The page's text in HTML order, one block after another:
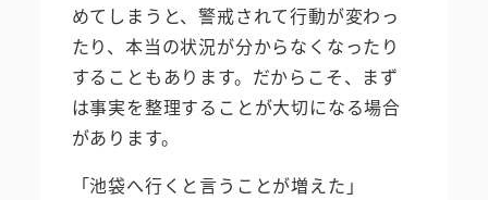
めてしまうと、警戒されて行動が変わっ
たり、本当の状況が分からなくなったり
することもあります。だからこそ、まず
は事実を整理することが大切になる場合
があります。
「池袋へ行くと言うことが増えた」